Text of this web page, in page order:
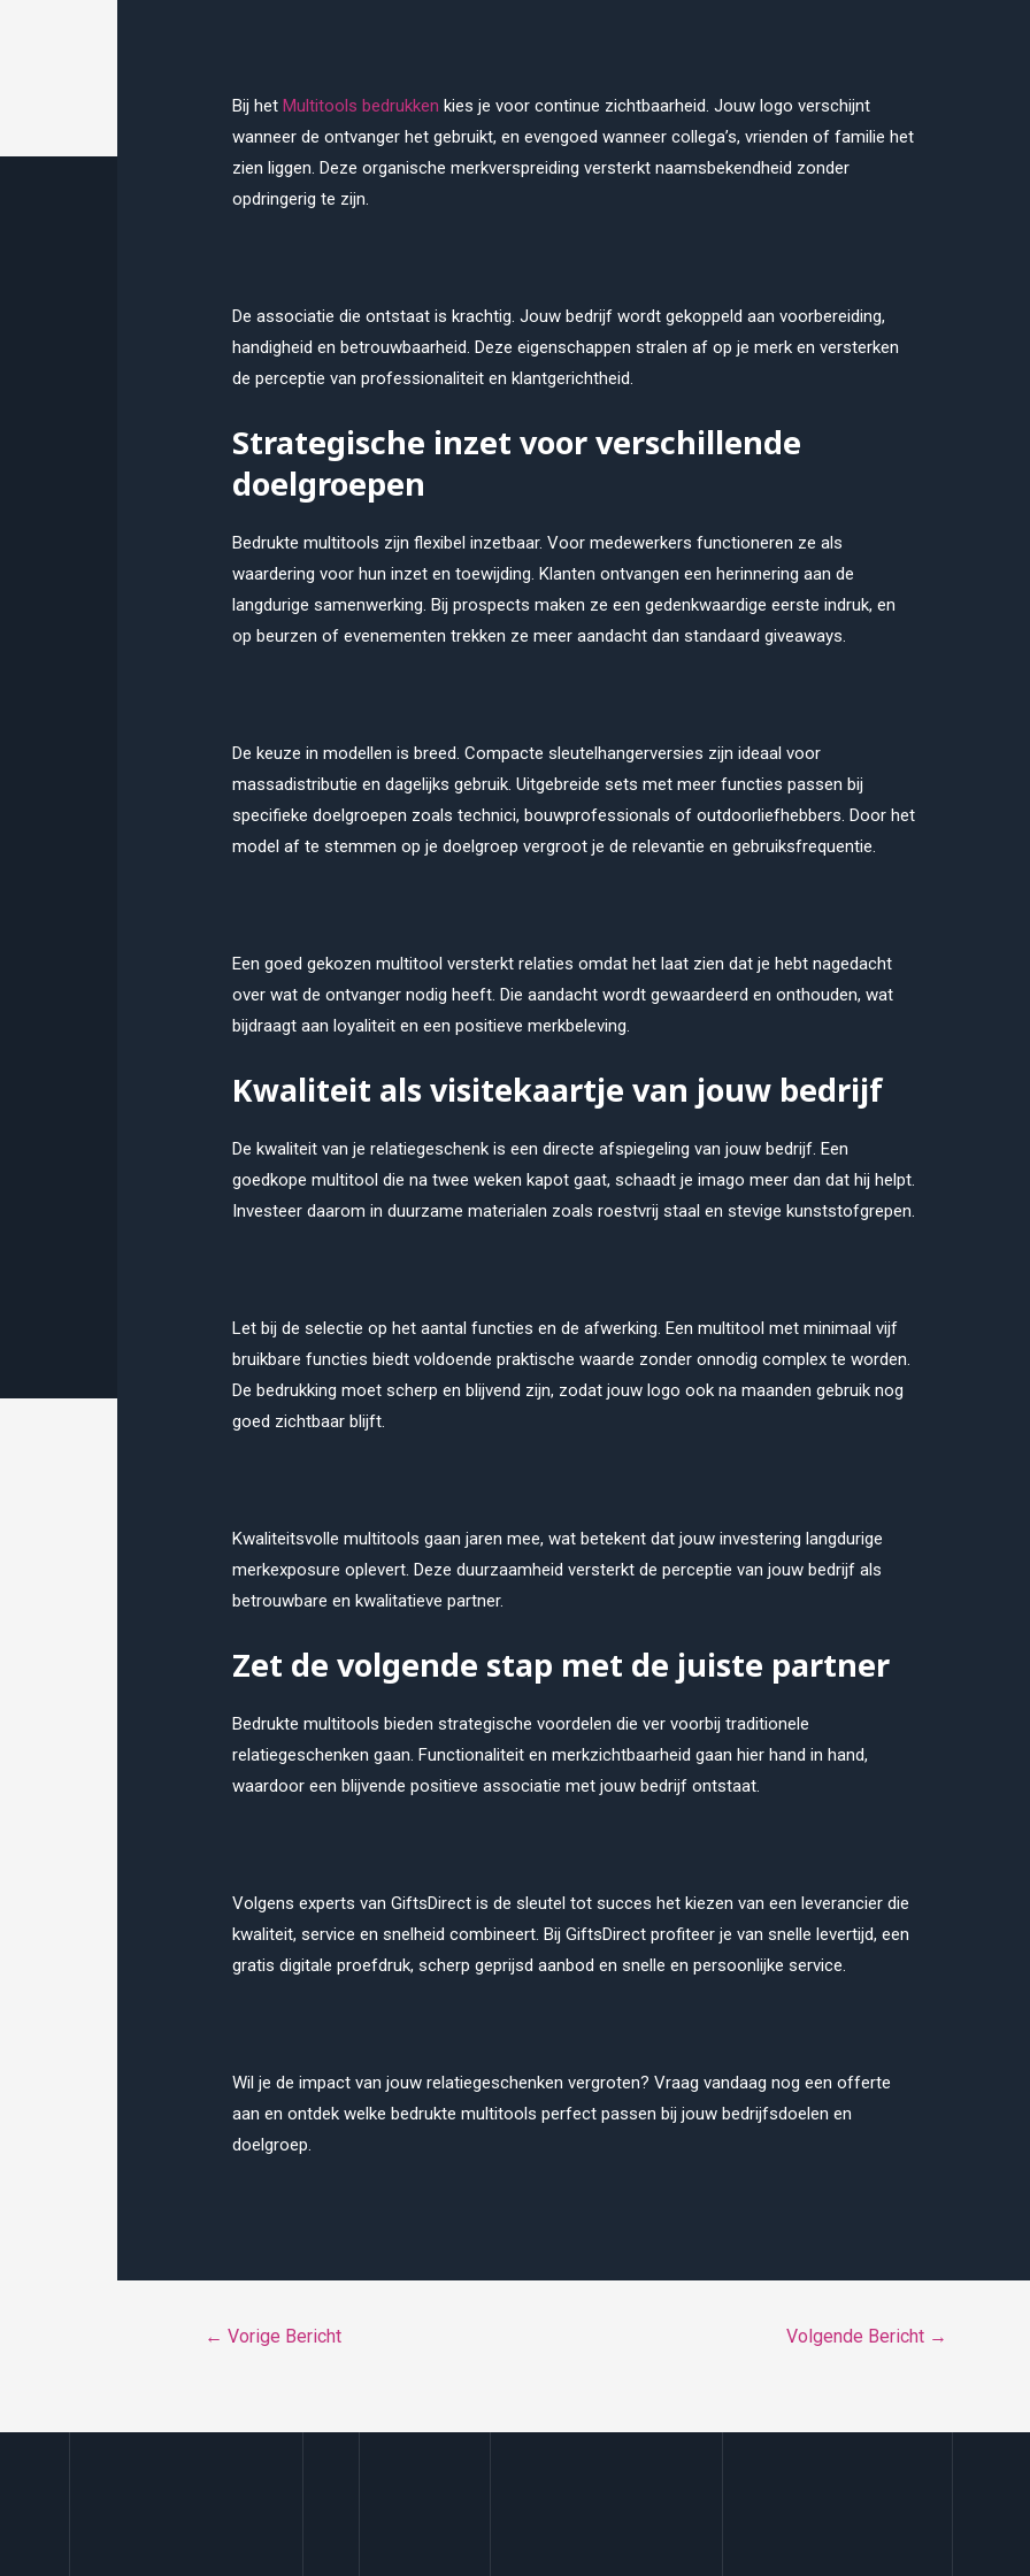
Bij hetMultitools bedrukken kies je voor continue zichtbaarheid. Jouw logo verschijnt
wanneer de ontvanger het gebruikt, en evengoed wanneer collega’s, vrienden of familie het
zien liggen. Deze organische merkverspreiding versterkt naamsbekendheid zonder
opdringerig te zijn.
De associatie die ontstaat is krachtig. Jouw bedrijf wordt gekoppeld aan voorbereiding,
handigheid en betrouwbaarheid. Deze eigenschappen stralen af op je merk en versterken
de perceptie van professionaliteit en klantgerichtheid.
Strategische inzet voor verschillende
doelgroepen
Bedrukte multitools zijn flexibel inzetbaar. Voor medewerkers functioneren ze als
waardering voor hun inzet en toewijding. Klanten ontvangen een herinnering aan de
langdurige samenwerking. Bij prospects maken ze een gedenkwaardige eerste indruk, en
op beurzen of evenementen trekken ze meer aandacht dan standaard giveaways.
De keuze in modellen is breed. Compacte sleutelhangerversies zijn ideaal voor
massadistributie en dagelijks gebruik. Uitgebreide sets met meer functies passen bij
specifieke doelgroepen zoals technici, bouwprofessionals of outdoorliefhebbers. Door het
model af te stemmen op je doelgroep vergroot je de relevantie en gebruiksfrequentie.
Een goed gekozen multitool versterkt relaties omdat het laat zien dat je hebt nagedacht
over wat de ontvanger nodig heeft. Die aandacht wordt gewaardeerd en onthouden, wat
bijdraagt aan loyaliteit en een positieve merkbeleving.
Kwaliteit als visitekaartje van jouw bedrijf
De kwaliteit van je relatiegeschenk is een directe afspiegeling van jouw bedrijf. Een
goedkope multitool die na twee weken kapot gaat, schaadt je imago meer dan dat hij helpt.
Investeer daarom in duurzame materialen zoals roestvrij staal en stevige kunststofgrepen.
Let bij de selectie op het aantal functies en de afwerking. Een multitool met minimaal vijf
bruikbare functies biedt voldoende praktische waarde zonder onnodig complex te worden.
De bedrukking moet scherp en blijvend zijn, zodat jouw logo ook na maanden gebruik nog
goed zichtbaar blijft.
Kwaliteitsvolle multitools gaan jaren mee, wat betekent dat jouw investering langdurige
merkexposure oplevert. Deze duurzaamheid versterkt de perceptie van jouw bedrijf als
betrouwbare en kwalitatieve partner.
Zet de volgende stap met de juiste partner
Bedrukte multitools bieden strategische voordelen die ver voorbij traditionele
relatiegeschenken gaan. Functionaliteit en merkzichtbaarheid gaan hier hand in hand,
waardoor een blijvende positieve associatie met jouw bedrijf ontstaat.
Volgens experts van GiftsDirect is de sleutel tot succes het kiezen van een leverancier die
kwaliteit, service en snelheid combineert. Bij GiftsDirect profiteer je van snelle levertijd, een
gratis digitale proefdruk, scherp geprijsd aanbod en snelle en persoonlijke service.
Wil je de impact van jouw relatiegeschenken vergroten? Vraag vandaag nog een offerte
aan en ontdek welke bedrukte multitools perfect passen bij jouw bedrijfsdoelen en
doelgroep.
← Vorige Bericht Volgende Bericht →